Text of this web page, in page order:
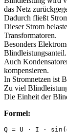
das Netz
Dadurch fließt
Dieser Strom
Transformatoren.
Besonders
Blindleistungsanteil.
Auch
kompensieren.
In Stromnetzen ist
Zu viel
Die Einheit der
Formel:
Q = U · I ·